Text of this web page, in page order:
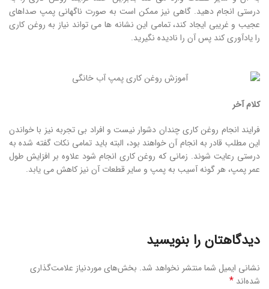
درستی انجام دهید. گاهی نیز ممکن است به صورت ناگهانی پمپ صداهای
عجیب و غریبی ایجاد کند، تمامی این نشانه ها می تواند نیاز به روغن کاری
را یادآوری کند پس آن را نادیده نگیرید.
کلام آخر
فرایند انجام روغن کاری چندان دشوار نیست و افراد بی تجربه نیز با خواندن
این مطلب قادر به انجام آن خواهند بود، البته باید تمامی نکات گفته شده به
درستی رعایت شوند. زمانی که روغن کاری انجام شود علاوه بر افزایش طول
عمر پمپ، هر گونه آسیب به پمپ و سایر قطعات آن نیز کاهش می یابد.
دیدگاهتان را بنویسید
نشانی ایمیل شما منتشر نخواهد شد. بخش‌های موردنیاز علامت‌گذاری
شده‌اند *